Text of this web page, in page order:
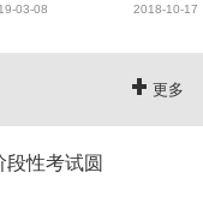
03-08 2018-10-17
更多
段性考试圆